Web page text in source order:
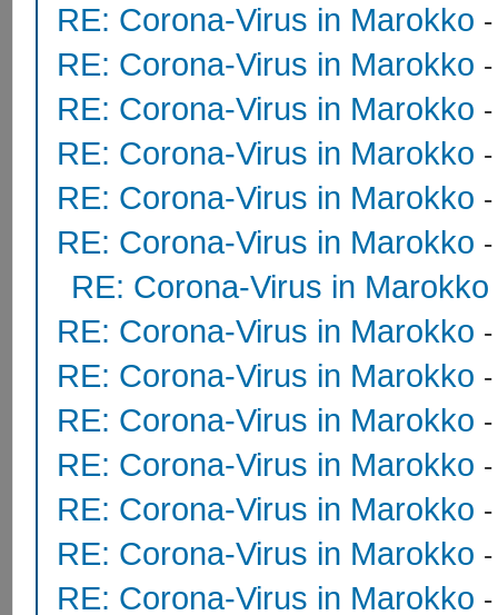
RE: Corona-Virus in Marokko
RE: Corona-Virus in Marokko
RE: Corona-Virus in Marokko
RE: Corona-Virus in Marokko
RE: Corona-Virus in Marokko
RE: Corona-Virus in Marokko
RE: Corona-Virus in Marokko
RE: Corona-Virus in Marokko
RE: Corona-Virus in Marokko
RE: Corona-Virus in Marokko
RE: Corona-Virus in Marokko
RE: Corona-Virus in Marokko
RE: Corona-Virus in Marokko
RE: Corona-Virus in Marokko